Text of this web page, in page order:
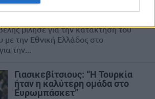
μίλησε για την κατάκτηση του
με την Εθνική Ελλάδος στο
την...
Γιασικεβίτσιους: “Η Τουρκία
ήταν η καλύτερη ομάδα στο
Ευρωμπάσκετ”